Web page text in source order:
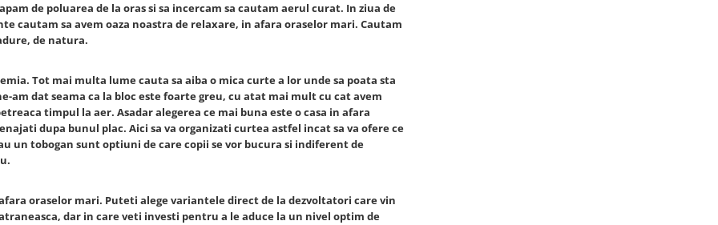
de poluarea de la oras si sa incercam sa cautam aerul curat. In ziua de
cautam sa avem oaza noastra de relaxare, in afara oraselor mari. Cautam
de natura.
Tot mai multa lume cauta sa aiba o mica curte a lor unde sa poata sta
am dat seama ca la bloc este foarte greu, cu atat mai mult cu cat avem
timpul la aer. Asadar alegerea ce mai buna este o casa in afara
dupa bunul plac. Aici sa va organizati curtea astfel incat sa va ofere ce
un tobogan sunt optiuni de care copii se vor bucura si indiferent de
oraselor mari. Puteti alege variantele direct de la dezvoltatori care vin
dar in care veti investi pentru a le aduce la un nivel optim de